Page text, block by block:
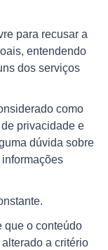
para recusar a
entendendo
dos serviços
como
privacidade e
dúvida sobre
que o conteúdo
a critério